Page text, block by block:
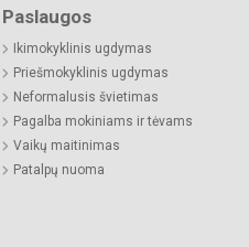
Paslaugos
Ikimokyklinis ugdymas
Priešmokyklinis ugdymas
Neformalusis švietimas
Pagalba mokiniams ir tėvams
Vaikų maitinimas
Patalpų nuoma